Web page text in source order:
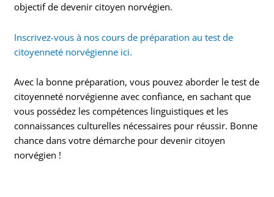
objectif de devenir citoyen norvégien.
Inscrivez-vous à nos cours de préparation au test de
citoyenneté norvégienne ici.
Avec la bonne préparation, vous pouvez aborder le test de
citoyenneté norvégienne avec confiance, en sachant que
vous possédez les compétences linguistiques et les
connaissances culturelles nécessaires pour réussir. Bonne
chance dans votre démarche pour devenir citoyen
norvégien !